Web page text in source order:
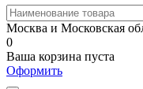
Москва и Московская
0
Ваша корзина пуста
Оформить